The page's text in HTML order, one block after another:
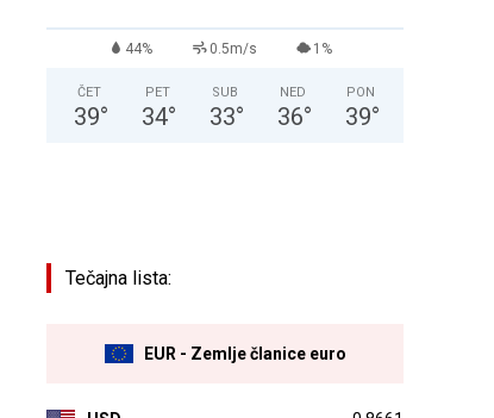
44% 0.5m/s 1%
ČET
39°
PET
34°
SUB
33°
NED
36°
PON
39°
Tečajna lista:
EUR - Zemlje članice euro